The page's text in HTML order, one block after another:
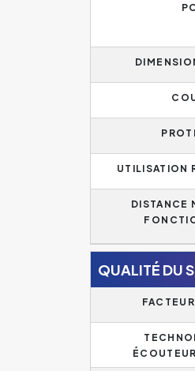
UTILISATION
DISTANCE
QUALITÉ DU